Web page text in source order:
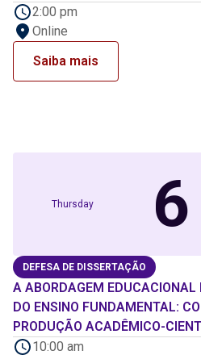
2:00 pm
Online
Saiba mais
Thursday 6
DEFESA DE DISSERTAÇÃO
A ABORDAGEM EDUCACIONAL
DO ENSINO FUNDAMENTAL:
PRODUÇÃO ACADÊMICO-
10:00 am